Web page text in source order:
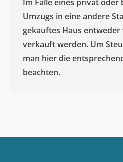
Umzugs in eine andere
gekauftes Haus
verkauft werden. Um
man hier die
beachten.